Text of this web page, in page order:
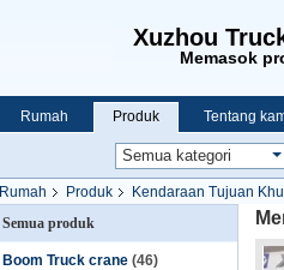
Xuzhou
Memasok
Rumah Produk Tentang
Rumah Produk Kendaraan Tujuan
Semua produk
Boom Truck crane (46)